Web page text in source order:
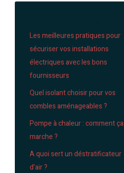
Les meilleures pratiques pour
sécuriser vos installations
électriques avec les bons
fournisseurs
Quel isolant choisir pour vos
combles aménageables ?
Pompe à chaleur : comment ça
marche ?
A quoi sert un déstratificateur
d’air ?